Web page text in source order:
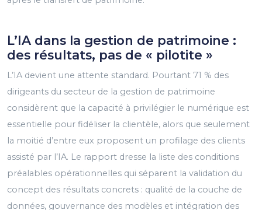
L’IA dans la gestion de patrimoine :
des résultats, pas de « pilotite »
L’IA devient une attente standard. Pourtant 71 % des
dirigeants du secteur de la gestion de patrimoine
considèrent que la capacité à privilégier le numérique est
essentielle pour fidéliser la clientèle, alors que seulement
la moitié d’entre eux proposent un profilage des clients
assisté par l’IA. Le rapport dresse la liste des conditions
préalables opérationnelles qui séparent la validation du
concept des résultats concrets : qualité de la couche de
données, gouvernance des modèles et intégration des